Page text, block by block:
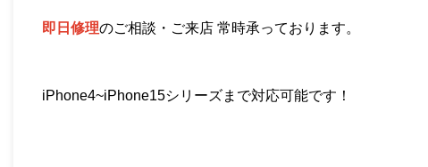
即日修理のご相談・ご来店 常時承っております。
iPhone4~iPhone15シリーズまで対応可能です！